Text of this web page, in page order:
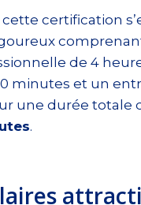
cette certification
de 4
minutes et un
une durée totale
.